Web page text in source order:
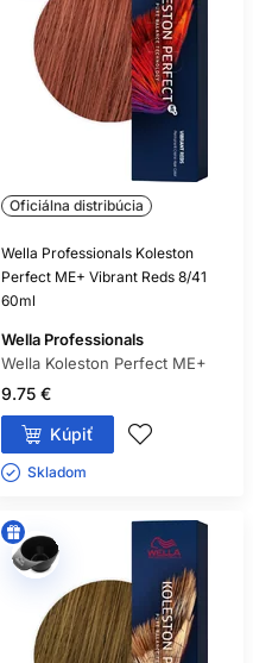
Oficiálna distribúcia
Wella Professionals Koleston
Perfect ME+ Vibrant Reds 8/41
60ml
Wella Professionals
Wella Koleston Perfect ME+
9.75 €
Kúpiť
Skladom ㅤ